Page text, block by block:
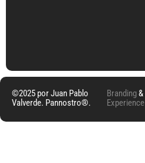
©2025 por Juan Pablo
Valverde. Pannostro®.
Branding&
Experience